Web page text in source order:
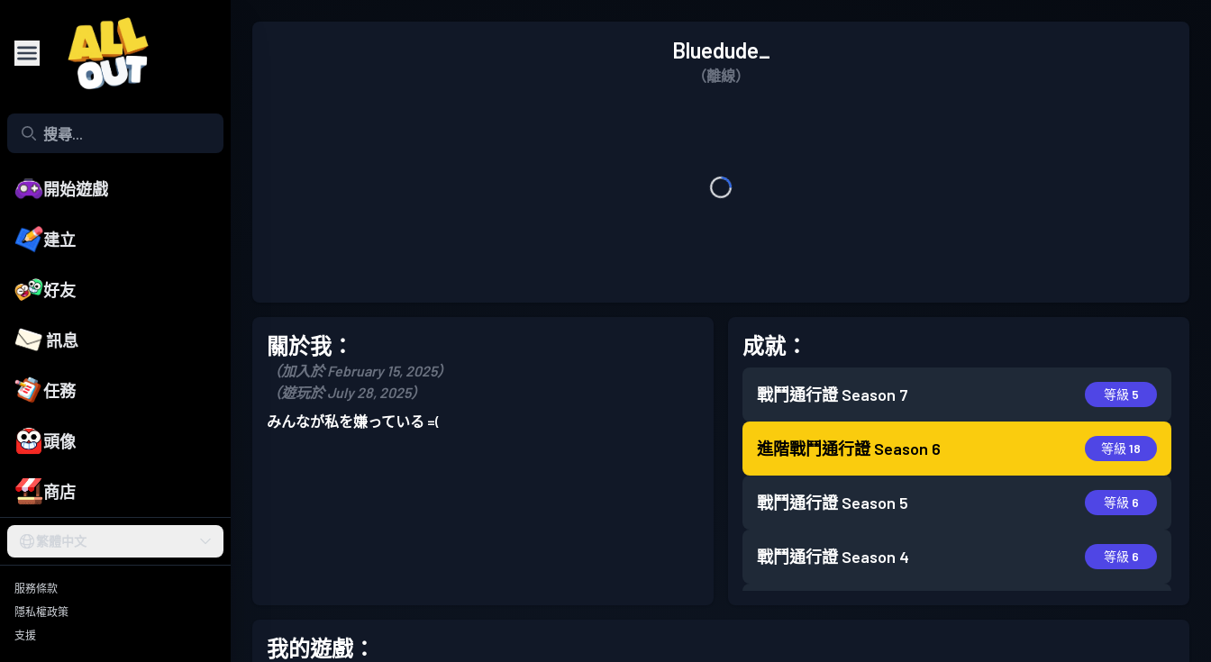
開始遊戲
建立
好友
訊息
任務
頭像
商店
繁體中文
服務條款
隱私權政策
支援
Bluedude_
（離線）
關於我：
（加入於 February 15, 2025）
（遊玩於 July 28, 2025）
みんなが私を嫌っている =(
成就：
戰鬥通行證 Season 7 等級 5
進階戰鬥通行證 Season 6 等級 18
戰鬥通行證 Season 5 等級 6
戰鬥通行證 Season 4 等級 6
我的遊戲：